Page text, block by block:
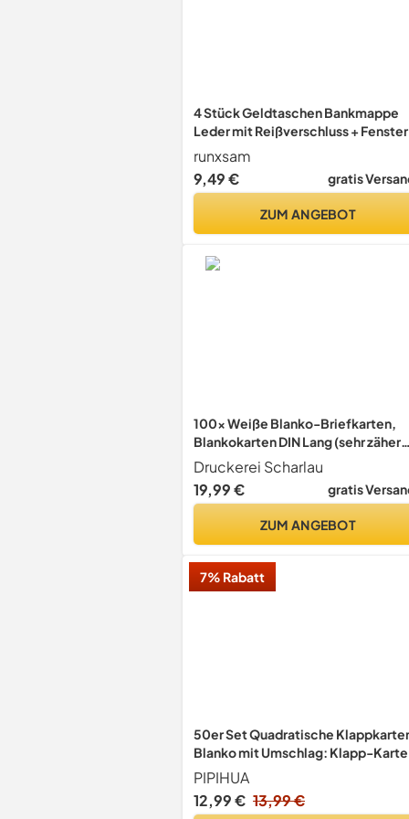
4 Stück Geldtaschen Bankmappe
Leder mit Reißverschluss + Fenster
runxsam
9,49 €
gratis
ZUM ANGEBOT
100x Weiße Blanko-Briefkarten,
Blankokarten DIN Lang (sehr zäher
Karton) verschiedene Mengen,
Grammatur 246g/m² (22762)
Druckerei Scharlau
19,99 €
gratis
ZUM ANGEBOT
7% Rabatt
50er Set Quadratische
Blanko mit Umschlag: Klapp-
zum Selbstgestalten, Beschriften
oder Bedrucken für Grußkarten,
Hochzeitseinladungen, Postkarten
PIPIHUA
12,99 € 13,99 €